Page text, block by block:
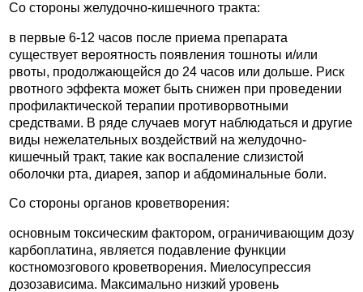
Со стороны желудочно-кишечного тракта:
в первые 6-12 часов после приема препарата
существует вероятность появления тошноты и/или
рвоты, продолжающейся до 24 часов или дольше. Риск
рвотного эффекта может быть снижен при проведении
профилактической терапии противорвотными
средствами. В ряде случаев могут наблюдаться и другие
виды нежелательных воздействий на желудочно-
кишечный тракт, такие как воспаление слизистой
оболочки рта, диарея, запор и абдоминальные боли.
Со стороны органов кроветворения:
основным токсическим фактором, ограничивающим дозу
карбоплатина, является подавление функции
костномозгового кроветворения. Миелосупрессия
дозозависима. Максимально низкий уровень